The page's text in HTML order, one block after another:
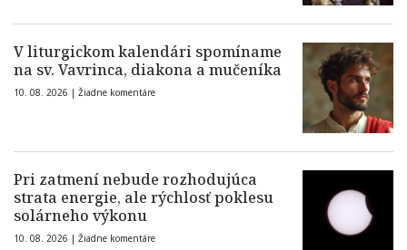
V liturgickom kalendári spomíname
na sv. Vavrinca, diakona a mučeníka
10. 08. 2026 | Žiadne komentáre
Pri zatmení nebude rozhodujúca
strata energie, ale rýchlosť poklesu
solárneho výkonu
10. 08. 2026 | Žiadne komentáre